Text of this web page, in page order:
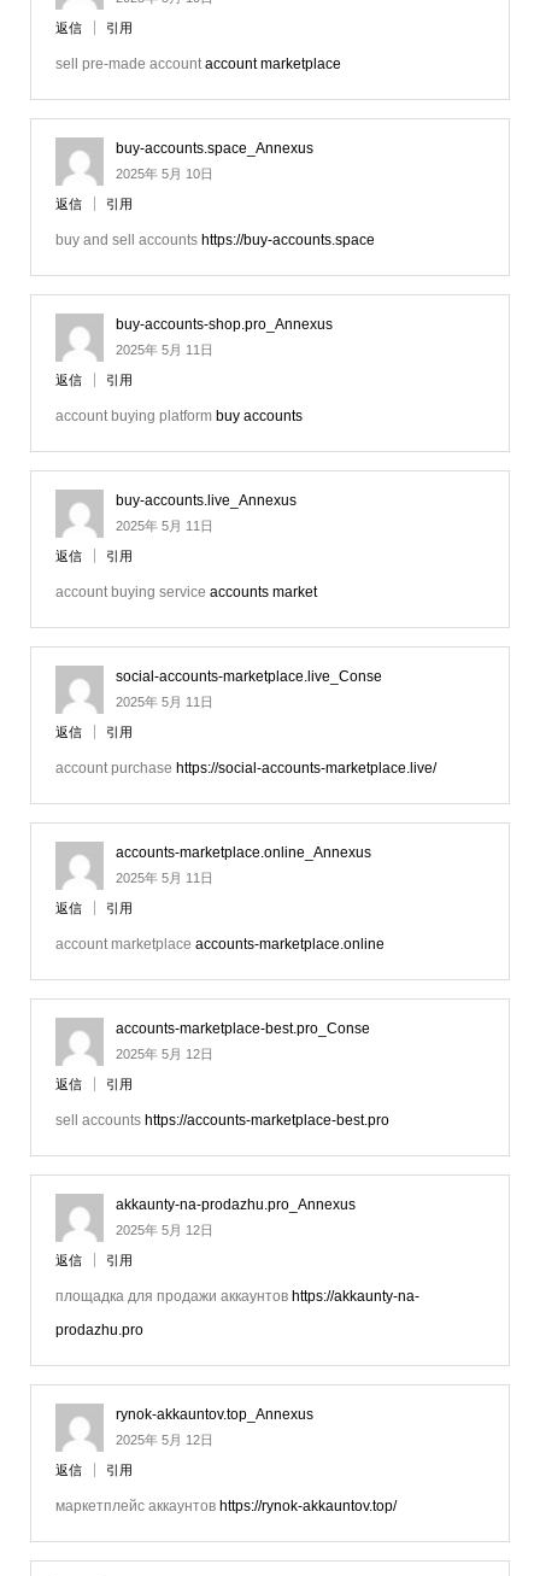
返信 引用
sell pre-made accountaccount marketplace
buy-accounts.space_Annexus
2025年 5月 10日
返信 引用
buy and sell accounts https://buy-accounts.space
buy-accounts-shop.pro_Annexus
2025年 5月 11日
返信 引用
account buying platform buy accounts
buy-accounts.live_Annexus
2025年 5月 11日
返信 引用
account buying service accounts market
social-accounts-marketplace.live_Conse
2025年 5月 11日
返信 引用
account purchase https://social-accounts-marketplace.live/
accounts-marketplace.online_Annexus
2025年 5月 11日
返信 引用
account marketplace accounts-marketplace.online
accounts-marketplace-best.pro_Conse
2025年 5月 12日
返信 引用
sell accounts https://accounts-marketplace-best.pro
akkaunty-na-prodazhu.pro_Annexus
2025年 5月 12日
返信 引用
площадка для продажи аккаунтов https://akkaunty-na-
prodazhu.pro
rynok-akkauntov.top_Annexus
2025年 5月 12日
返信 引用
маркетплейс аккаунтов https://rynok-akkauntov.top/